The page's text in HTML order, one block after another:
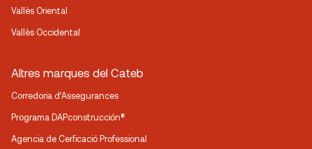
Vallès Oriental
Vallès Occidental
Altres marques del Cateb
Corredoria d’Assegurances
Programa DAPconstrucción®
Agencia de Cerficació Professional